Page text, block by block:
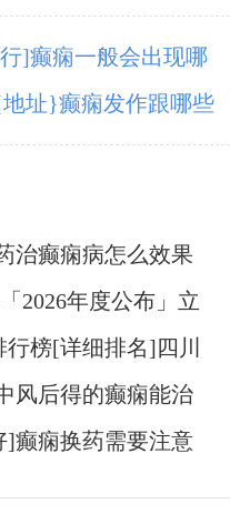
]癫痫一般会出现哪
址}癫痫发作跟哪些
治癫痫病怎么效果
2026年度公布」立
?榜[详细排名]四川
风后得的癫痫能治
]癫痫换药需要注意